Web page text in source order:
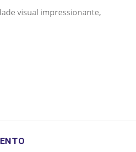
visual impressionante,